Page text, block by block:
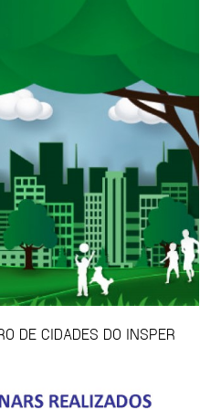
DE CIDADES DO INSPER